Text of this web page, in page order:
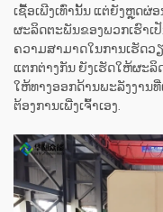
ເຊື້ອເພີງເທົ່ານັ້ນ ແຕ່ຍັງຫຼຸດຜ່
ຜະລິດຕະພັນຂອງພວກເຮົາເ
ຄວາມສາມາດໃນການເຮັດ
ແຕກຕ່າງກັນ ຍັງເຮັດໃຫ້ຜະ
ໃຫ້ທາງອອກດ້ານພະລັງງານ
ຕ້ອງການເພີ່ງເຈົ້າເອງ.